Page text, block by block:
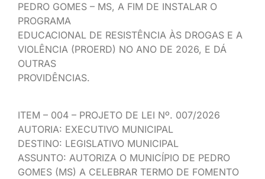
PEDRO GOMES – MS, A FIM DE INSTALAR O
PROGRAMA
EDUCACIONAL DE RESISTÊNCIA ÀS DROGAS E A
VIOLÊNCIA (PROERD) NO ANO DE 2026, E DÁ
OUTRAS
PROVIDÊNCIAS.
ITEM – 004 – PROJETO DE LEI Nº. 007/2026
AUTORIA: EXECUTIVO MUNICIPAL
DESTINO: LEGISLATIVO MUNICIPAL
ASSUNTO: AUTORIZA O MUNICÍPIO DE PEDRO
GOMES (MS) A CELEBRAR TERMO DE FOMENTO